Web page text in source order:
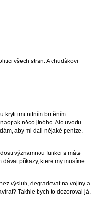
všech stran. A chudákovi
kryti imunitním brněním.
něco jiného. Ale uvedu
aby mi dali nějaké peníze.
významnou funkci a máte
příkazy, které my musíme
výsluh, degradovat na vojíny a
Takhle bych to dozoroval já.